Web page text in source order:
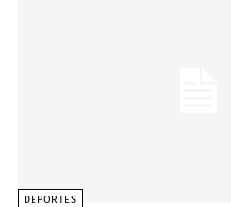
DEPORTES